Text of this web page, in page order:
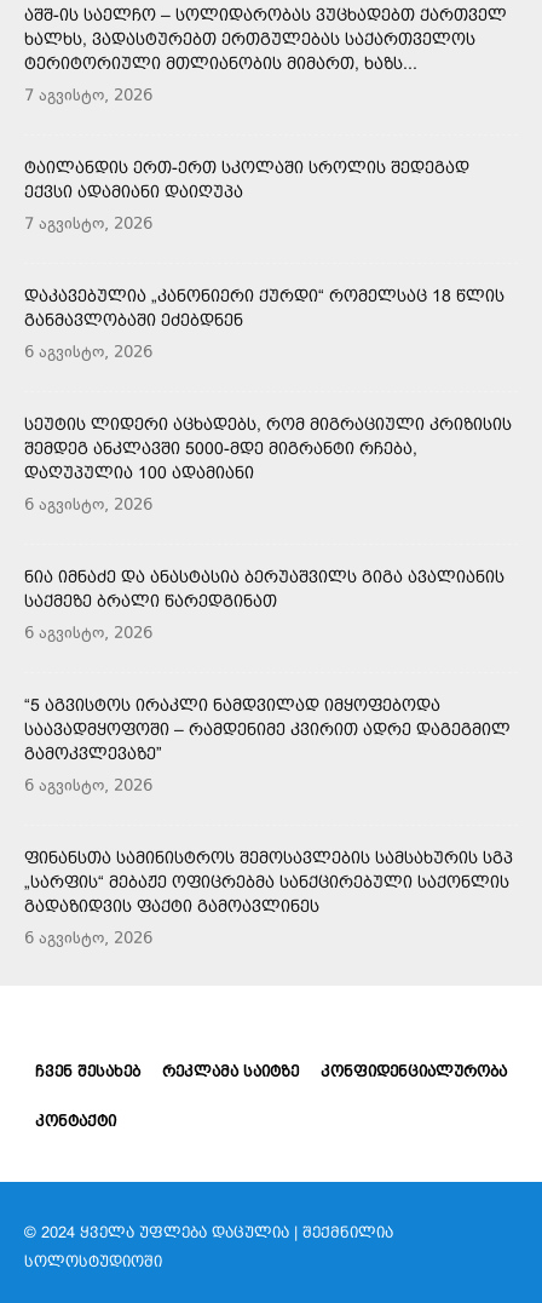
ᲐᲨᲨ-ᲘᲡ ᲡᲐᲔᲚᲩᲝ – ᲡᲝᲚᲘᲓᲐᲠᲝᲑᲐᲡ ᲕᲣᲪᲮᲐᲓᲔᲑᲗ ᲥᲐᲠᲗᲕᲔᲚ
ᲮᲐᲚᲮᲡ, ᲕᲐᲓᲐᲡᲢᲣᲠᲔᲑᲗ ᲔᲠᲗᲒᲣᲚᲔᲑᲐᲡ ᲡᲐᲥᲐᲠᲗᲕᲔᲚᲝᲡ
ᲢᲔᲠᲘᲢᲝᲠᲘᲣᲚᲘ ᲛᲗᲚᲘᲐᲜᲝᲑᲘᲡ ᲛᲘᲛᲐᲠᲗ, ᲮᲐᲖᲡ...
7 აგვისტო, 2026
ᲢᲐᲘᲚᲐᲜᲓᲘᲡ ᲔᲠᲗ-ᲔᲠᲗ ᲡᲙᲝᲚᲐᲨᲘ ᲡᲠᲝᲚᲘᲡ ᲨᲔᲓᲔᲒᲐᲓ
ᲔᲥᲕᲡᲘ ᲐᲓᲐᲛᲘᲐᲜᲘ ᲓᲐᲘᲦᲣᲞᲐ
7 აგვისტო, 2026
ᲓᲐᲙᲐᲕᲔᲑᲣᲚᲘᲐ „ᲙᲐᲜᲝᲜᲘᲔᲠᲘ ᲥᲣᲠᲓᲘ“ ᲠᲝᲛᲔᲚᲡᲐᲪ 18 ᲬᲚᲘᲡ
ᲒᲐᲜᲛᲐᲕᲚᲝᲑᲐᲨᲘ ᲔᲫᲔᲑᲓᲜᲔᲜ
6 აგვისტო, 2026
ᲡᲔᲣᲢᲘᲡ ᲚᲘᲓᲔᲠᲘ ᲐᲪᲮᲐᲓᲔᲑᲡ, ᲠᲝᲛ ᲛᲘᲒᲠᲐᲪᲘᲣᲚᲘ ᲙᲠᲘᲖᲘᲡᲘᲡ
ᲨᲔᲛᲓᲔᲒ ᲐᲜᲙᲚᲐᲕᲨᲘ 5000-ᲛᲓᲔ ᲛᲘᲒᲠᲐᲜᲢᲘ ᲠᲩᲔᲑᲐ,
ᲓᲐᲦᲣᲞᲣᲚᲘᲐ 100 ᲐᲓᲐᲛᲘᲐᲜᲘ
6 აგვისტო, 2026
ᲜᲘᲐ ᲘᲛᲜᲐᲫᲔ ᲓᲐ ᲐᲜᲐᲡᲢᲐᲡᲘᲐ ᲑᲔᲠᲣᲐᲨᲕᲘᲚᲡ ᲒᲘᲒᲐ ᲐᲕᲐᲚᲘᲐᲜᲘᲡ
ᲡᲐᲥᲛᲔᲖᲔ ᲑᲠᲐᲚᲘ ᲬᲐᲠᲔᲓᲒᲘᲜᲐᲗ
6 აგვისტო, 2026
“5 ᲐᲒᲕᲘᲡᲢᲝᲡ ᲘᲠᲐᲙᲚᲘ ᲜᲐᲛᲓᲕᲘᲚᲐᲓ ᲘᲛᲧᲝᲤᲔᲑᲝᲓᲐ
ᲡᲐᲐᲕᲐᲓᲛᲧᲝᲤᲝᲨᲘ – ᲠᲐᲛᲓᲔᲜᲘᲛᲔ ᲙᲕᲘᲠᲘᲗ ᲐᲓᲠᲔ ᲓᲐᲒᲔᲒᲛᲘᲚ
ᲒᲐᲛᲝᲙᲕᲚᲔᲕᲐᲖᲔ”
6 აგვისტო, 2026
ᲤᲘᲜᲐᲜᲡᲗᲐ ᲡᲐᲛᲘᲜᲘᲡᲢᲠᲝᲡ ᲨᲔᲛᲝᲡᲐᲕᲚᲔᲑᲘᲡ ᲡᲐᲛᲡᲐᲮᲣᲠᲘᲡ ᲡᲒᲞ
„ᲡᲐᲠᲤᲘᲡ“ ᲛᲔᲑᲐᲟᲔ ᲝᲤᲘᲪᲠᲔᲑᲛᲐ ᲡᲐᲜᲥᲪᲘᲠᲔᲑᲣᲚᲘ ᲡᲐᲥᲝᲜᲚᲘᲡ
ᲒᲐᲓᲐᲖᲘᲓᲕᲘᲡ ᲤᲐᲥᲢᲘ ᲒᲐᲛᲝᲐᲕᲚᲘᲜᲔᲡ
6 აგვისტო, 2026
ᲩᲕᲔᲜ ᲨᲔᲡᲐᲮᲔᲑ ᲠᲔᲙᲚᲐᲛᲐ ᲡᲐᲘᲢᲖᲔ ᲙᲝᲜᲤᲘᲓᲔᲜᲪᲘᲐᲚᲣᲠᲝᲑᲐ
ᲙᲝᲜᲢᲐᲥᲢᲘ
© 2024 ᲧᲕᲔᲚᲐ ᲣᲤᲚᲔᲑᲐ ᲓᲐᲪᲣᲚᲘᲐ | ᲨᲔᲥᲛᲜᲘᲚᲘᲐ
ᲡᲝᲚᲝᲡᲢᲣᲓᲘᲝᲨᲘ